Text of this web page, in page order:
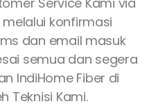
konfirmasi
dan email masuk
semua dan segera
IndiHome Fiber di
Teknisi Kami.